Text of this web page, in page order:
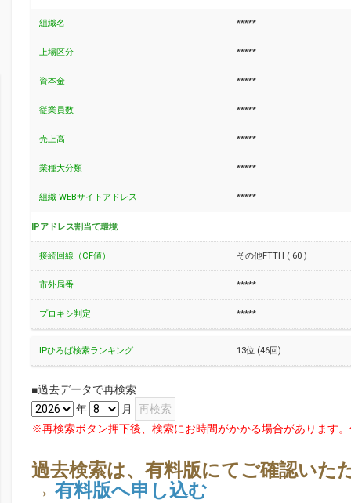
組織名 *****
上場区分 *****
資本金 *****
従業員数 *****
売上高 *****
業種大分類 *****
組織 WEBサイトアドレス *****
IPアドレス割当て環境
接続回線（CF値） その他FTTH ( 60 )
市外局番 *****
プロキシ判定 *****
IPひろば検索ランキング 13位 (46回)
■過去データで再検索
年
月
※再検索ボタン押下後、検索にお時間がかかる場合があります
過去検索は、有料版にてご確認いた
→ 有料版へ申し込む